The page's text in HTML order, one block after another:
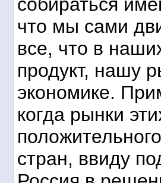
собираться
что мы сами
все, что в
продукт, нашу
экономике.
когда рынки
стран, ввиду